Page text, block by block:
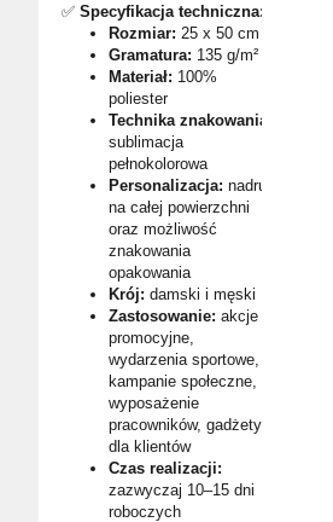
✅Specyfikacja techniczna:
Rozmiar: 25 x 50 cm
Gramatura: 135 g/m²
Materiał: 100%
poliester
Technika znakowania:
sublimacja
pełnokolorowa
Personalizacja: nadruk
na całej powierzchni
oraz możliwość
znakowania
opakowania
Krój: damski i męski
Zastosowanie: akcje
promocyjne,
wydarzenia sportowe,
kampanie społeczne,
wyposażenie
pracowników, gadżety
dla klientów
Czas realizacji:
zazwyczaj 10–15 dni
roboczych